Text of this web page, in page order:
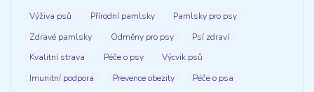
Výživa psů Přírodní pamlsky
Pamlsky pro psy
Zdravé pamlsky
Odměny pro psy
Psí zdraví
Kvalitní strava
Péče o psy
Výcvik psů
Imunitní podpora
Prevence obezity
Péče o psa